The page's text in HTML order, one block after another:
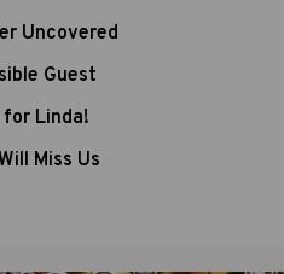
Uncovered
Guest
for Linda!
Miss Us